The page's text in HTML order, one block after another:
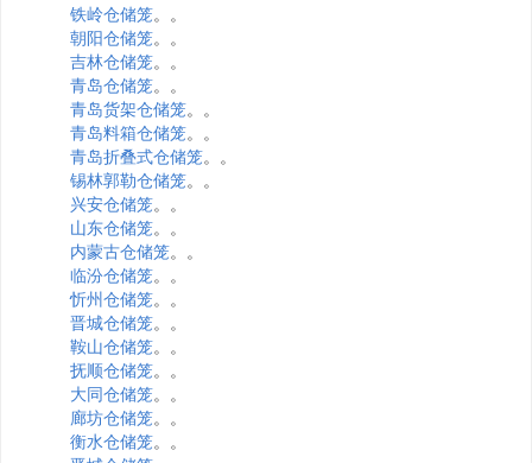
铁岭仓储笼。。
朝阳仓储笼。。
吉林仓储笼。。
青岛仓储笼。。
青岛货架仓储笼。。
青岛料箱仓储笼。。
青岛折叠式仓储笼。。
锡林郭勒仓储笼。。
兴安仓储笼。。
山东仓储笼。。
内蒙古仓储笼。。
临汾仓储笼。。
忻州仓储笼。。
晋城仓储笼。。
鞍山仓储笼。。
抚顺仓储笼。。
大同仓储笼。。
廊坊仓储笼。。
衡水仓储笼。。